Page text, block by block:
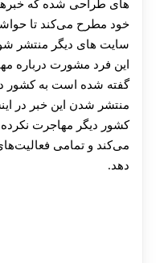
های طراحی شده که
خود مطرح می‌کند تا حواشی
سایت های دیگر منتشر
این فرد مشورت درباره
گفته شده است به کشور
منتشر شدن این خبر در
کشور دیگر مهاجرت
می‌کند و تمامی
دهد.